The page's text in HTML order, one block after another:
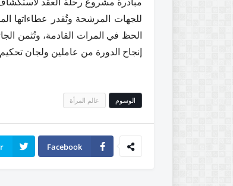
للجهات المرشحة وتُقدر عطاءاتها
الحظ في المرات القادمة، وتُثمن
إنجاح الدورة من عاملين ولجان
الوسوم عالم المرأة
Facebook